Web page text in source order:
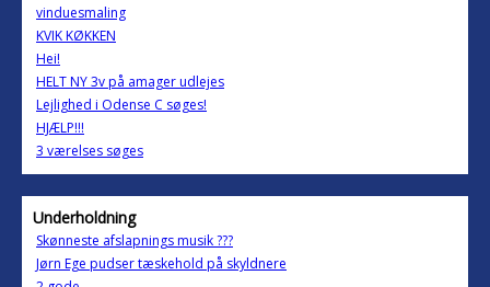
vinduesmaling
KVIK KØKKEN
Hei!
HELT NY 3v på amager udlejes
Lejlighed i Odense C søges!
HJÆLP!!!
3 værelses søges
Underholdning
Skønneste afslapnings musik ???
Jørn Ege pudser tæskehold på skyldnere